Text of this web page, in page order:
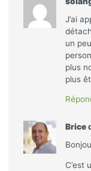
J’ai
un
plus
plus
Brice
C’est